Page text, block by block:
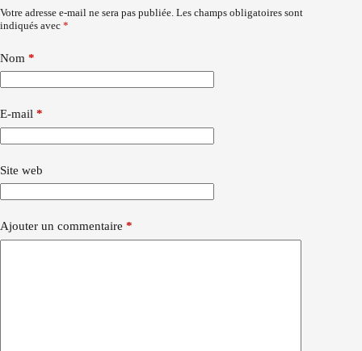
Votre adresse e-mail ne sera pas publiée. Les champs obligatoires sont
indiqués avec *
Nom *
E-mail *
Site web
Ajouter un commentaire *